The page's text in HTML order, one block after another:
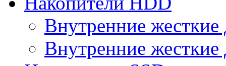
Внутренние
Внутренние